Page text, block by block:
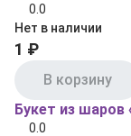
0.0
Нет в наличии
1 ₽
В корзину
Букет из шаров
0.0